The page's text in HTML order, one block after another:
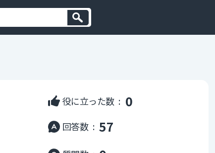
役に立った数 : 0
回答数 : 57